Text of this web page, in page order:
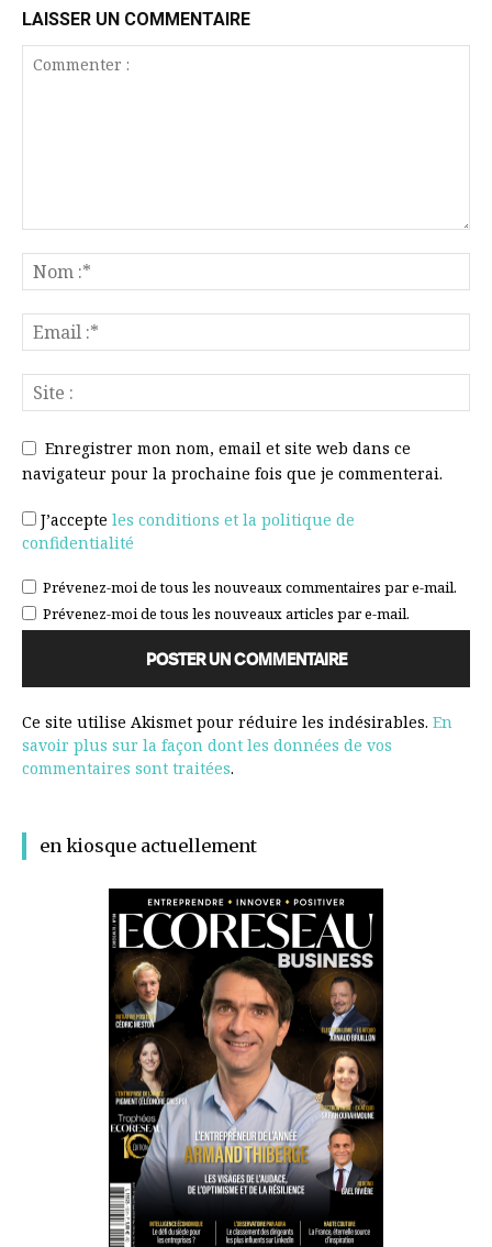
LAISSER UN COMMENTAIRE
Enregistrer mon nom, email et site web dans ce
navigateur pour la prochaine fois que je commenterai.
J’accepte les conditions et la politique de
confidentialité
Prévenez-moi de tous les nouveaux commentaires par e-mail.
Prévenez-moi de tous les nouveaux articles par e-mail.
Ce site utilise Akismet pour réduire les indésirables. En
savoir plus sur la façon dont les données de vos
commentaires sont traitées.
en kiosque actuellement